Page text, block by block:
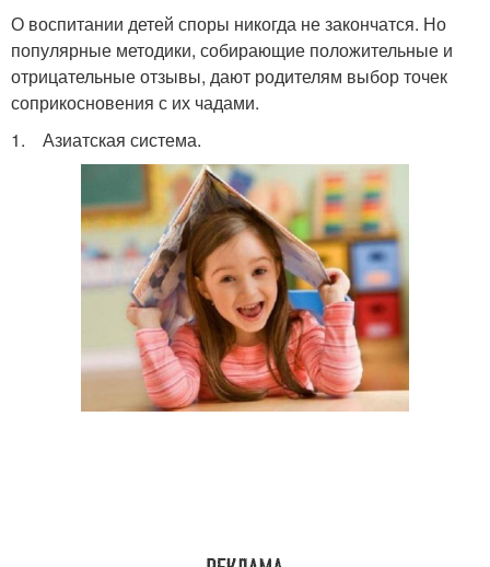
О воспитании детей споры никогда не закончатся. Но
популярные методики, собирающие положительные и
отрицательные отзывы, дают родителям выбор точек
соприкосновения с их чадами.
1. Азиатская система.